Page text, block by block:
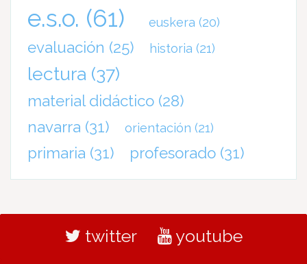
e.s.o. (61) euskera (20)
evaluación (25) historia (21)
lectura (37)
material didáctico (28)
navarra (31) orientación (21)
primaria (31) profesorado (31)
twitter youtube